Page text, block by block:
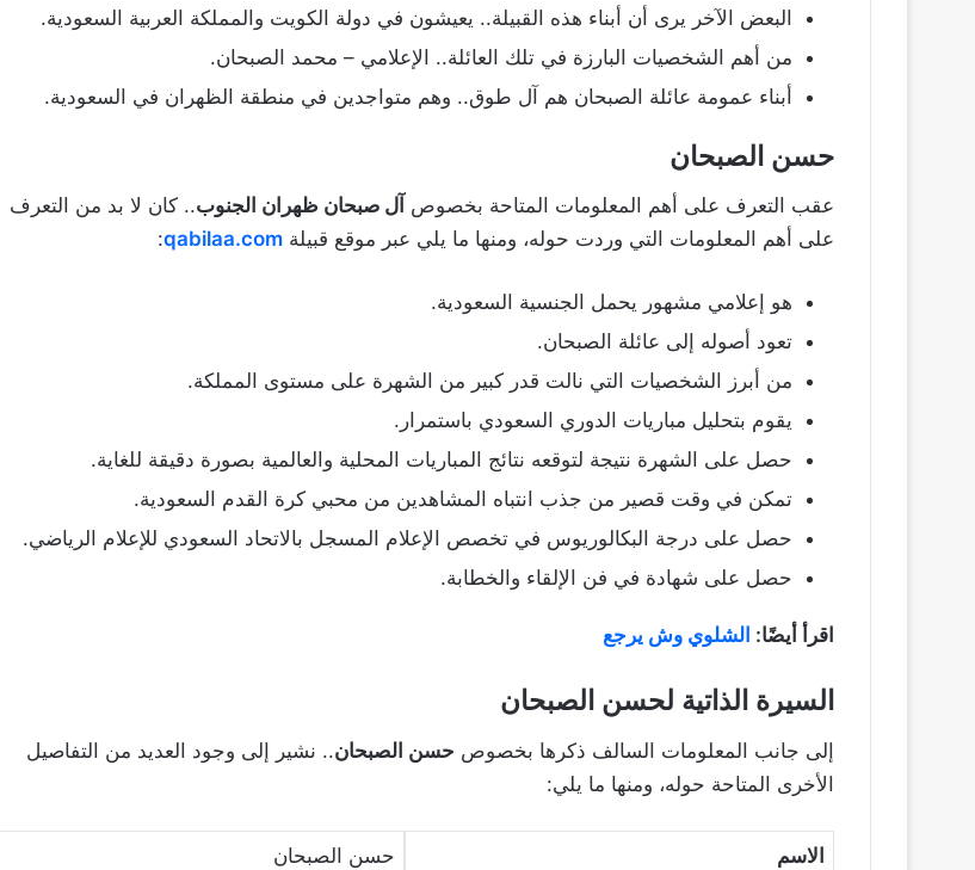
البعض الآخر يرى أن أبناء هذه القبيلة.. يعيشون في دولة الكويت والمملكة العربية السعودية.
من أهم الشخصيات البارزة في تلك العائلة.. الإعلامي – محمد الصبحان.
أبناء عمومة عائلة الصبحان هم آل طوق.. وهم متواجدين في منطقة الظهران في السعودية.
حسن الصبحان
عقب التعرف على أهم المعلومات المتاحة بخصوص آل صبحان ظهران الجنوب.. كان لا بد من التعرف
على أهم المعلومات التي وردت حوله، ومنها ما يلي عبر موقع قبيلة qabilaa.com
:
هو إعلامي مشهور يحمل الجنسية السعودية.
تعود أصوله إلى عائلة الصبحان.
من أبرز الشخصيات التي نالت قدر كبير من الشهرة على مستوى المملكة.
يقوم بتحليل مباريات الدوري السعودي باستمرار.
حصل على الشهرة نتيجة لتوقعه نتائج المباريات المحلية والعالمية بصورة دقيقة للغاية.
تمكن في وقت قصير من جذب انتباه المشاهدين من محبي كرة القدم السعودية.
حصل على درجة البكالوريوس في تخصص الإعلام المسجل بالاتحاد السعودي للإعلام الرياضي.
حصل على شهادة في فن الإلقاء والخطابة.
اقرأ أيضًا: الشلوي وش يرجع
السيرة الذاتية لحسن الصبحان
إلى جانب المعلومات السالف ذكرها بخصوص حسن الصبحان.. نشير إلى وجود العديد من التفاصيل
الأخرى المتاحة حوله، ومنها ما يلي:
الاسم حسن الصبحان